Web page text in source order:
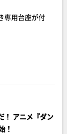
専用台座が付
！ アニメ『ダン
！